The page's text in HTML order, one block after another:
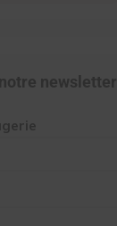
newsletter